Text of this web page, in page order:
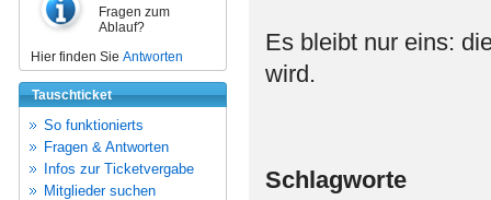
Fragen zum
Ablauf?
Hier finden Sie Antworten
Tauschticket
So funktionierts
Fragen & Antworten
Infos zur Ticketvergabe
Mitglieder suchen
Es bleibt nur eins:
wird.
Schlagworte